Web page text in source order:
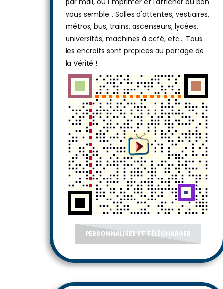
par mail, ou l'imprimer et l'afficher où bon
vous semble… Salles d'attentes, vestiaires,
métros, bus, trains, ascenseurs, lycées,
universités, machines à café, etc... Tous
les endroits sont propices au partage de
la Vérité !
PERSONNALISER ET TÉLÉCHARGER